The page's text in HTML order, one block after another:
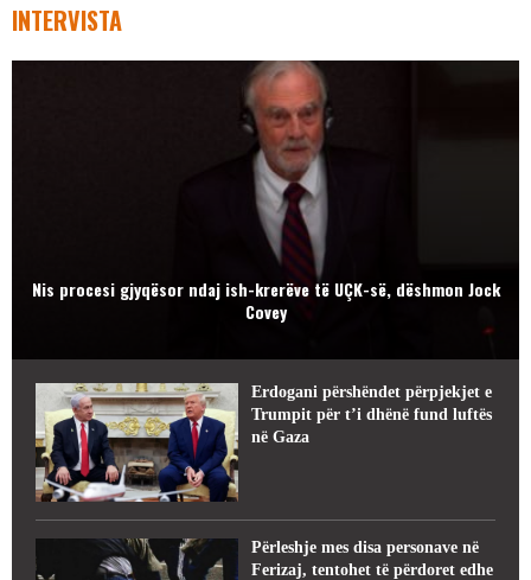
INTERVISTA
Nis procesi gjyqësor ndaj ish-krerëve të UÇK-së, dëshmon Jock
Covey
Erdogani përshëndet përpjekjet e
Trumpit për t’i dhënë fund luftës
në Gaza
Përleshje mes disa personave në
Ferizaj, tentohet të përdoret edhe